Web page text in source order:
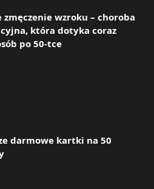
zmęczenie wzroku – choroba
która dotyka coraz
po 50-tce
darmowe kartki na 50